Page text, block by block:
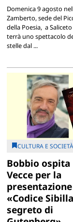
Domenica 9 agosto
Zamberto, sede del
della Poesia, a
terrà uno spettacolo
stelle dal ...
CULTURA E SOCIETÀ
Bobbio ospita
Vecce per la
«Codice
segreto di